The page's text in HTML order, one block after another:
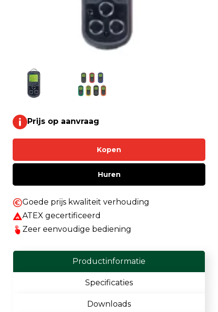
Prijs op aanvraag
Huren
Kopen
Goede prijs kwaliteit verhouding
ATEX gecertificeerd
Zeer eenvoudige bediening
Productinformatie
Specificaties
Downloads